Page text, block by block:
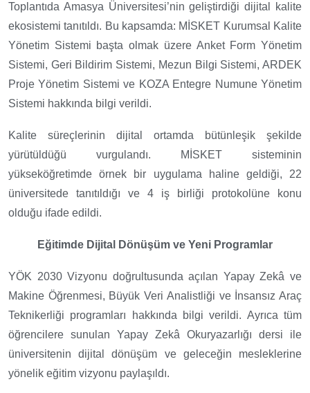
Toplantıda Amasya Üniversitesi’nin geliştirdiği dijital kalite
ekosistemi tanıtıldı. Bu kapsamda: MİSKET Kurumsal Kalite
Yönetim Sistemi başta olmak üzere Anket Form Yönetim
Sistemi, Geri Bildirim Sistemi, Mezun Bilgi Sistemi, ARDEK
Proje Yönetim Sistemi ve KOZA Entegre Numune Yönetim
Sistemi hakkında bilgi verildi.
Kalite süreçlerinin dijital ortamda bütünleşik şekilde
yürütüldüğü vurgulandı. MİSKET sisteminin
yükseköğretimde örnek bir uygulama haline geldiği, 22
üniversitede tanıtıldığı ve 4 iş birliği protokolüne konu
olduğu ifade edildi.
Eğitimde Dijital Dönüşüm ve Yeni Programlar
YÖK 2030 Vizyonu doğrultusunda açılan Yapay Zekâ ve
Makine Öğrenmesi, Büyük Veri Analistliği ve İnsansız Araç
Teknikerliği programları hakkında bilgi verildi. Ayrıca tüm
öğrencilere sunulan Yapay Zekâ Okuryazarlığı dersi ile
üniversitenin dijital dönüşüm ve geleceğin mesleklerine
yönelik eğitim vizyonu paylaşıldı.